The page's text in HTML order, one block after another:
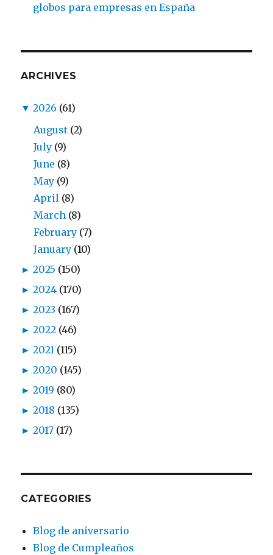
globos para empresas en España
ARCHIVES
▼ 2026 (61)
August (2)
July (9)
June (8)
May (9)
April (8)
March (8)
February (7)
January (10)
► 2025 (150)
► 2024 (170)
► 2023 (167)
► 2022 (46)
► 2021 (115)
► 2020 (145)
► 2019 (80)
► 2018 (135)
► 2017 (17)
CATEGORIES
Blog de aniversario
Blog de Cumpleaños